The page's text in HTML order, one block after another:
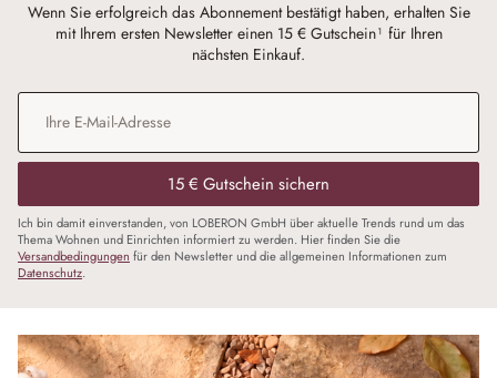
Wenn Sie erfolgreich das Abonnement bestätigt haben, erhalten Sie
mit Ihrem ersten Newsletter einen 15 € Gutschein¹ für Ihren
nächsten Einkauf.
E-Mail-Adresse
15 € Gutschein sichern
Ich bin damit einverstanden, von LOBERON GmbH über aktuelle Trends rund um das
Thema Wohnen und Einrichten informiert zu werden. Hier finden Sie die
Versandbedingungen für den Newsletter und die allgemeinen Informationen zum
Datenschutz.